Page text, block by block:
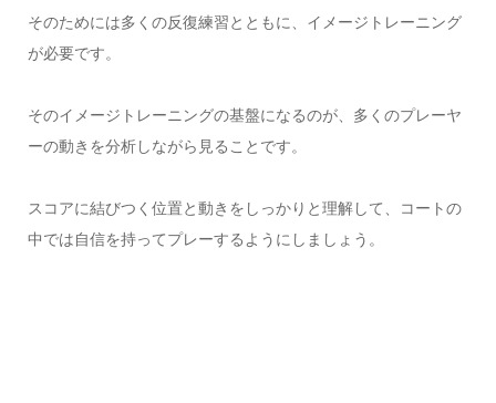
そのためには多くの反復練習とともに、イメージトレーニング
が必要です。
そのイメージトレーニングの基盤になるのが、多くのプレーヤ
ーの動きを分析しながら見ることです。
スコアに結びつく位置と動きをしっかりと理解して、コートの
中では自信を持ってプレーするようにしましょう。